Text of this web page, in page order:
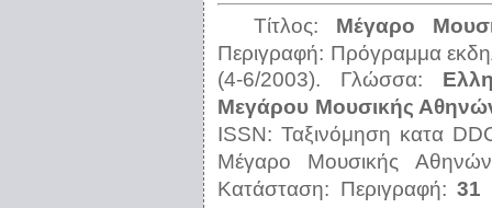
Τίτλος: Μέγαρο
Περιγραφή: Πρόγραμμα
(4-6/2003).
Γλώσσα:
Μεγάρου Μουσικής
ISSN:Ταξινόμηση κατα
Μέγαρο Μουσικής
Κατάσταση: Περιγραφή:31